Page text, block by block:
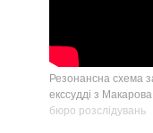
Резонансна схема
екссудді з
бюро розслідувань